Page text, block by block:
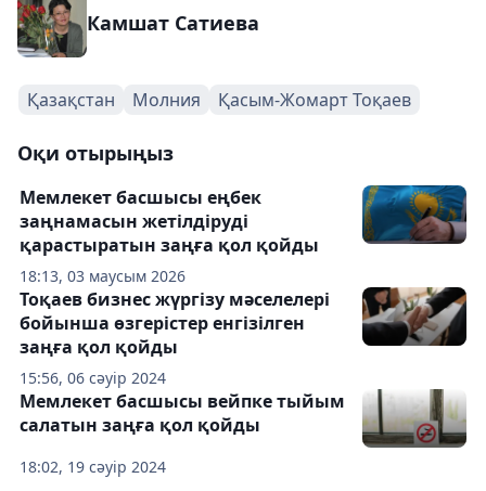
Камшат Сатиева
Қазақстан Молния Қасым-Жомарт Тоқаев
Оқи отырыңыз
18:13, 03 маусым 2026
Мемлекет басшысы еңбек
заңнамасын жетілдіруді
қарастыратын заңға қол қойды
15:56, 06 сәуір 2024
Тоқаев бизнес жүргізу мәселелері
бойынша өзгерістер енгізілген
заңға қол қойды
18:02, 19 сәуір 2024
Мемлекет басшысы вейпке тыйым
салатын заңға қол қойды